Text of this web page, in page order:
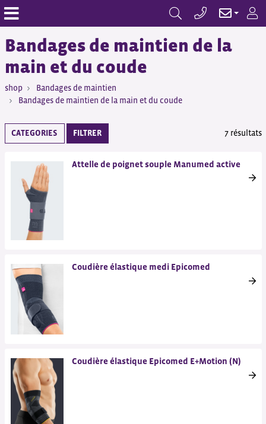
Bandages de maintien de la
main et du coude
shop
Bandages de maintien
Bandages de maintien de la main et du coude
CATEGORIES FILTRER 7 résultats
Attelle de poignet souple Manumed active
Coudière élastique medi Epicomed
Coudière élastique Epicomed E+Motion (N)